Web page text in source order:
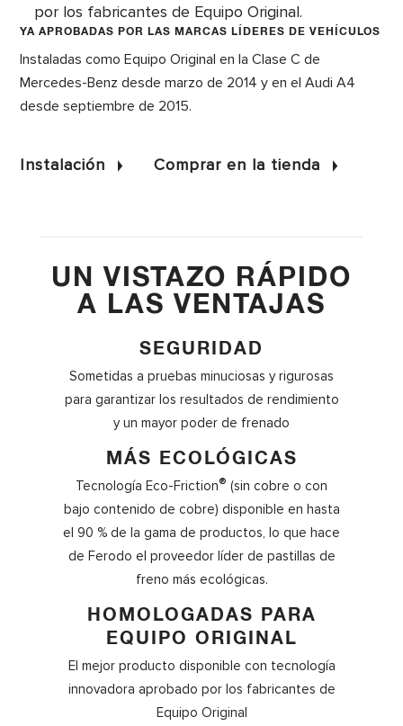
por los fabricantes de Equipo Original.
YA APROBADAS POR LAS MARCAS LÍDERES DE VEHÍCULOS
Instaladas como Equipo Original en la Clase C de
Mercedes-Benz desde marzo de 2014 y en el Audi A4
desde septiembre de 2015.
Instalación Comprar en la tienda
UN VISTAZO RÁPIDO
A LAS VENTAJAS
SEGURIDAD
Sometidas a pruebas minuciosas y rigurosas
para garantizar los resultados de rendimiento
y un mayor poder de frenado
MÁS ECOLÓGICAS
Tecnología Eco-Friction® (sin cobre o con
bajo contenido de cobre) disponible en hasta
el 90 % de la gama de productos, lo que hace
de Ferodo el proveedor líder de pastillas de
freno más ecológicas.
HOMOLOGADAS PARA
EQUIPO ORIGINAL
El mejor producto disponible con tecnología
innovadora aprobado por los fabricantes de
Equipo Original